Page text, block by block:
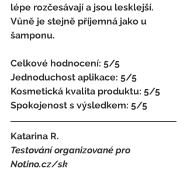
lépe rozčesávají a jsou lesklejší.
Vůně je stejně příjemná jako u
šamponu.
Celkové hodnocení: 5/5
Jednoduchost aplikace: 5/5
Kosmetická kvalita produktu: 5/5
Spokojenost s výsledkem: 5/5
Katarina R.
Testování organizované pro
Notino.cz/sk